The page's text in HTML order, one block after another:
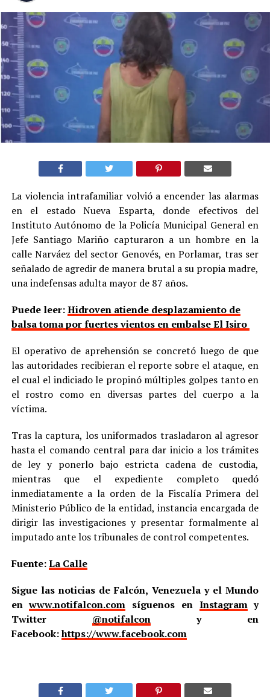
La violencia intrafamiliar volvió a encender las alarmas
en el estado Nueva Esparta, donde efectivos del
Instituto Autónomo de la Policía Municipal General en
Jefe Santiago Mariño capturaron a un hombre en la
calle Narváez del sector Genovés, en Porlamar, tras ser
señalado de agredir de manera brutal a su propia madre,
una indefensas adulta mayor de 87 años.
Puede leer:Hidroven atiende desplazamiento de
balsa toma por fuertes vientos en embalse El Isiro
El operativo de aprehensión se concretó luego de que
las autoridades recibieran el reporte sobre el ataque, en
el cual el indiciado le propinó múltiples golpes tanto en
el rostro como en diversas partes del cuerpo a la
víctima.
Tras la captura, los uniformados trasladaron al agresor
hasta el comando central para dar inicio a los trámites
de ley y ponerlo bajo estricta cadena de custodia,
mientras que el expediente completo quedó
inmediatamente a la orden de la Fiscalía Primera del
Ministerio Público de la entidad, instancia encargada de
dirigir las investigaciones y presentar formalmente al
imputado ante los tribunales de control competentes.
Fuente:La Calle
Sigue las noticias de Falcón, Venezuela y el Mundo
enwww.notifalcon.com síguenos en Instagramy
Twitter @notifalcony en
Facebook:https://www.facebook.com